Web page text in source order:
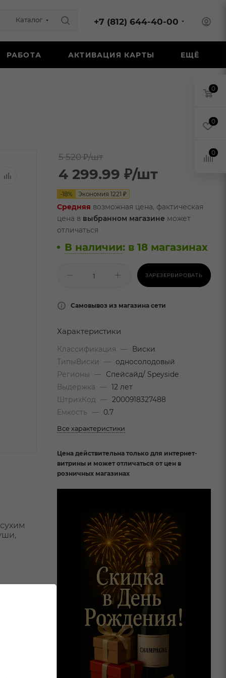
Каталог +7 (812) 644-40-00
РАБОТА АКТИВАЦИЯ КАРТЫ ЕЩЁ
5 520 ₽/шт
4 299.99 ₽/шт
-18% Экономия 1221 ₽
Средняя возможная цена, фактическая
цена в выбранном магазине может
отличаться
В наличии: в 18 магазинах
ЗАРЕЗЕРВИРОВАТЬ
Самовывоз из магазина сети
Характеристики
Классификация —
Виски
ТипыВиски
—
односолодовый
Регионы
—
Спейсайд/ Speyside
Выдержка
— 12 лет
ШтрихКод
— 2000918327488
Емкость
— 0.7
Все характеристики
Цена действительна только для интернет-
витрины и может отличаться от цен в
розничных магазинах
0
0
0